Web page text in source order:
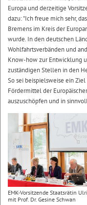
Europa und derzeitige
dazu: "Ich freue mich sehr,
Bremens im Kreis der
wurde. In den deutschen
Wohlfahrtsverbänden und
Know-how zur Entwicklung
zuständigen Stellen in den
So sei beispielsweise ein
Fördermittel der
auszuschöpfen und in
EMK-Vorsitzende Staatsrätin
mit Prof. Dr. Gesine Schwan